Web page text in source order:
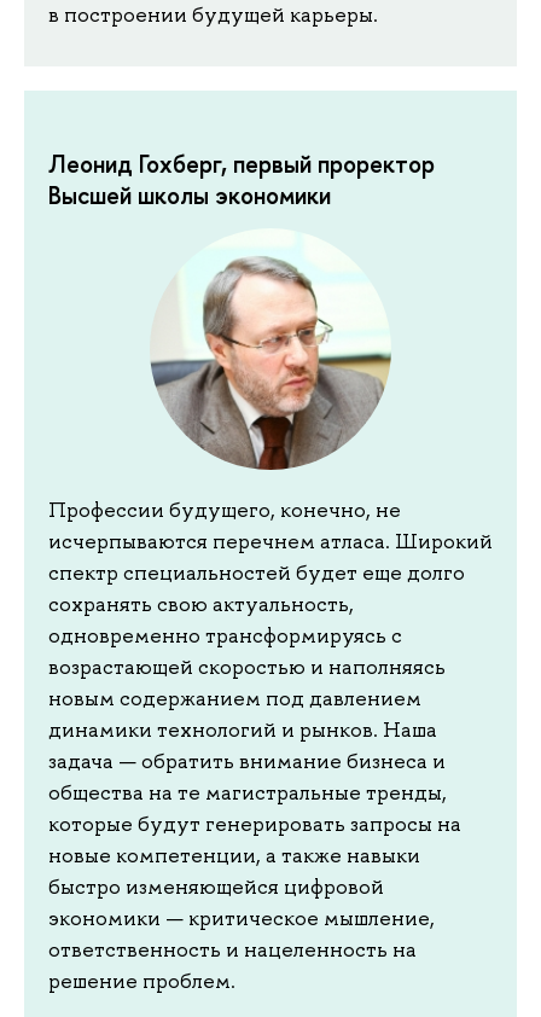
в построении будущей карьеры.
Леонид Гохберг, первый проректор
Высшей школы экономики
Профессии будущего, конечно, не
исчерпываются перечнем атласа. Широкий
спектр специальностей будет еще долго
сохранять свою актуальность,
одновременно трансформируясь с
возрастающей скоростью и наполняясь
новым содержанием под давлением
динамики технологий и рынков. Наша
задача — обратить внимание бизнеса и
общества на те магистральные тренды,
которые будут генерировать запросы на
новые компетенции, а также навыки
быстро изменяющейся цифровой
экономики — критическое мышление,
ответственность и нацеленность на
решение проблем.